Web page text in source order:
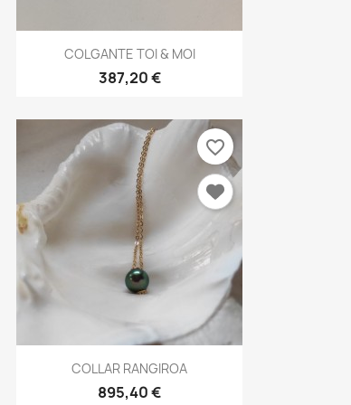
Vista rápida
COLGANTE TOI & MOI
387,20 €
 Vista rápida
COLLAR RANGIROA
895,40 €
favorite_border